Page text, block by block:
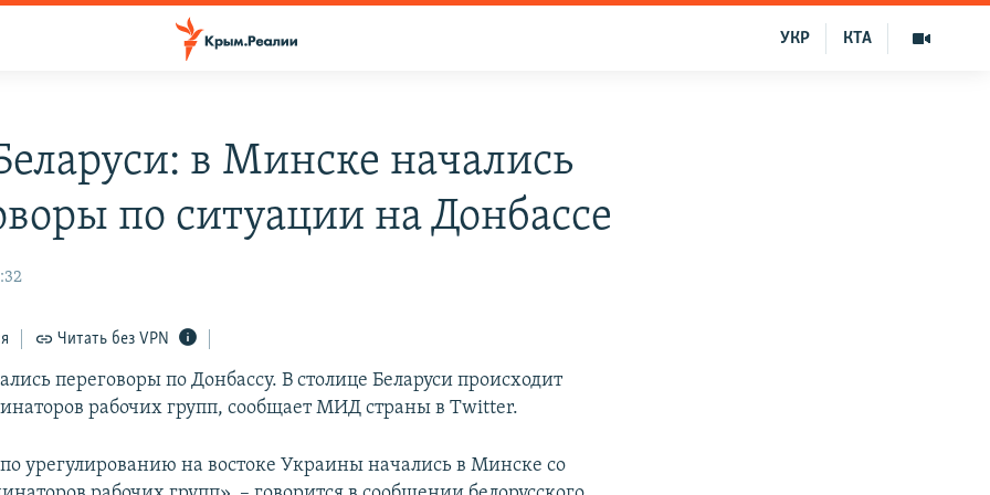
КТА
УКР
в Минске начались
по ситуации на Донбассе
Читать без VPN
переговоры по Донбассу. В столице Беларуси происходит
рабочих групп, сообщает МИД страны в Тwitter.
урегулированию на востоке Украины начались в Минске со